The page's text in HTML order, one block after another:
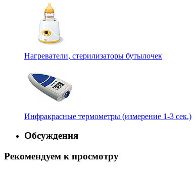
Нагреватели, стерилизаторы бутылочек
Инфракрасные термометры (измерение 1-3 сек.)
Обсуждения
Рекомендуем к просмотру